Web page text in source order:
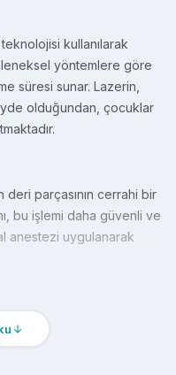
kullanılarak
yöntemlere göre
süresi sunar. Lazerin,
olduğundan, çocuklar
parçasının cerrahi bir
bu işlemi daha güvenli ve
anestezi uygulanarak
ve enfeksiyon riski
minimize ederken,